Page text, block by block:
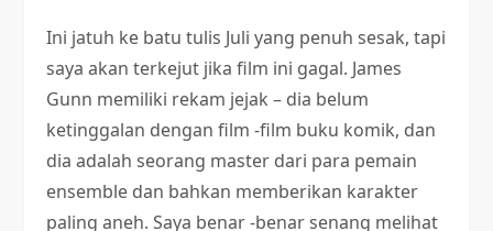
Ini jatuh ke batu tulis Juli yang penuh sesak, tapi
saya akan terkejut jika film ini gagal. James
Gunn memiliki rekam jejak – dia belum
ketinggalan dengan film -film buku komik, dan
dia adalah seorang master dari para pemain
ensemble dan bahkan memberikan karakter
paling aneh. Saya benar -benar senang melihat